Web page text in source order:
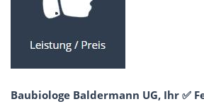
Baubiologe Baldermann UG, Ihr ✅